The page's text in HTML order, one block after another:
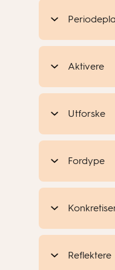
Aktivere
Utforske
Fordype
Reflektere